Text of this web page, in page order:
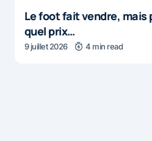
Le foot fait vendre, mais
quel prix…
9 juillet 2026 4 min read